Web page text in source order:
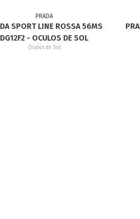
RETRÔ MÁSCARA
PRADA
SPORT LINE ROSSA 56MS
DG12F2 - OCULOS DE SOL
Óculos de Sol